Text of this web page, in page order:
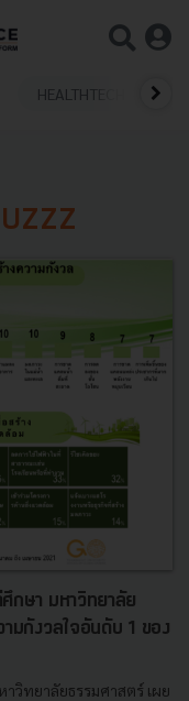
HEALTHTECH
กษา มหาวิทยาลัย
มกังวลใจอันดับ 1 ของ
วิทยาลัยธรรมศาสตร์ เผย